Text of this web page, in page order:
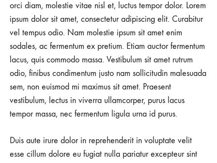
orci diam, molestie vitae nisl et, luctus tempor dolor. Lorem
ipsum dolor sit amet, consectetur adipiscing elit. Curabitur
vel tempus odio. Nam molestie ipsum sit amet enim
sodales, ac fermentum ex pretium. Etiam auctor fermentum
lacus, quis commodo massa. Vestibulum sit amet rutrum
odio, finibus condimentum justo nam sollicitudin malesuada
sem, non euismod mi maximus sit amet. Praesent
vestibulum, lectus in viverra ullamcorper, purus lacus
tempor massa, nec fermentum ligula urna id purus.
Duis aute irure dolor in reprehenderit in voluptate velit
esse cillum dolore eu fugiat nulla pariatur excepteur sint